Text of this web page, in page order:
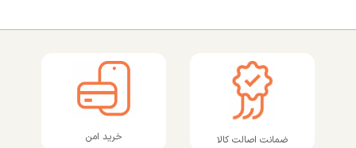
ضمانت اصالت کالا خرید امن